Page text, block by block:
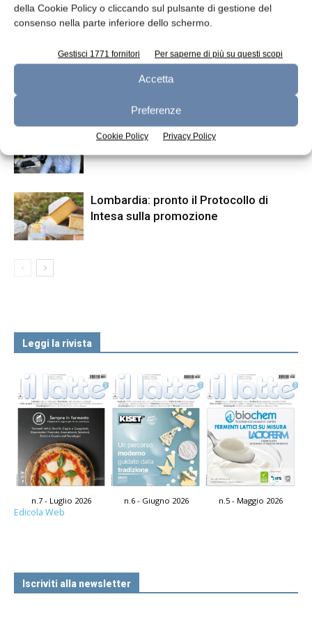
della Cookie Policy o cliccando sul pulsante di gestione del
consenso nella parte inferiore dello schermo.
Gestisci 1771 fornitori Per saperne di più su questi scopi
Accetta
Preferenze
Cookie Policy Privacy Policy
ARTICOLI CORRELATI ALTRO DALL'AUTORE
Dalter riceve finanziamento da Intesa
Sanpaolo
Nuovo direttore generale per Latterie
Lombardia: pronto il Protocollo di
Intesa sulla promozione
Leggi la rivista
n.7 - Luglio 2026 n.6 - Giugno 2026 n.5 - Maggio 2026
Edicola Web
Iscriviti alla newsletter